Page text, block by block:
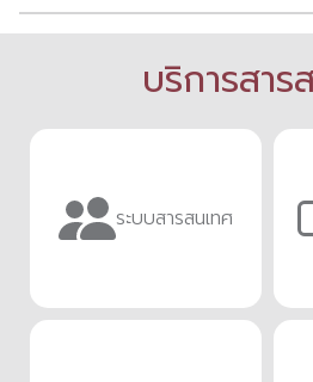
บริการสาร
ระบบสารสนเทศ